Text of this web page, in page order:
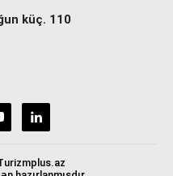
küç. 110